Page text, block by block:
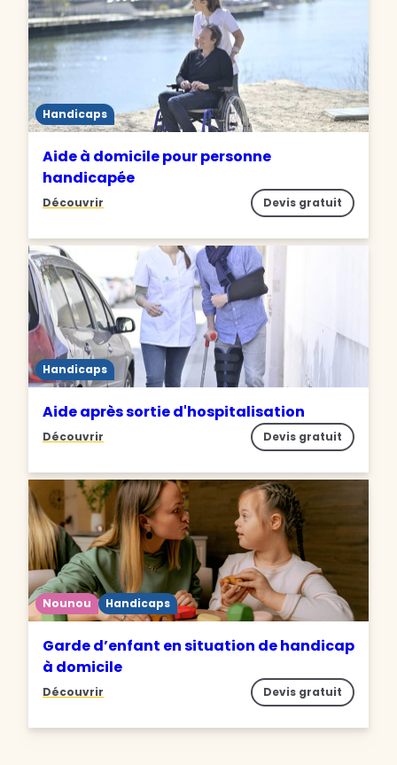
Handicaps
Aide à domicile pour personne
handicapée
Découvrir Devis gratuit
Handicaps
Aide après sortie d'hospitalisation
Découvrir Devis gratuit
Nounou Handicaps
Garde d’enfant en situation de handicap
à domicile
Découvrir Devis gratuit